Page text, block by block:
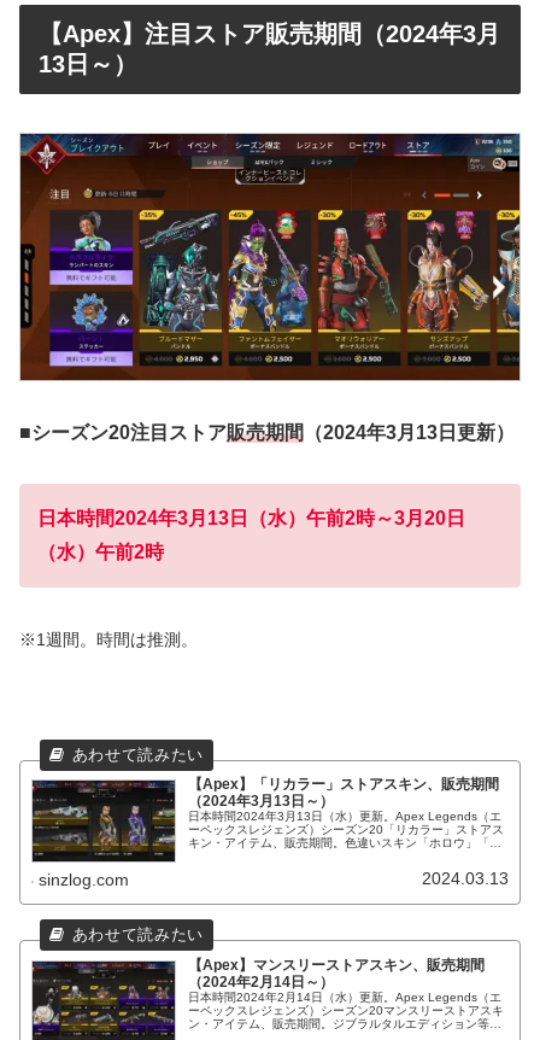
【Apex】注目ストア販売期間（2024年3月
13日～）
■シーズン20注目ストア販売期間 （2024年3月13日更新）
日本時間2024年3月13日（水）午前2時～3月20日
（水）午前2時
※1週間。時間は推測。
【Apex】「リカラー」ストアスキン、販売期間
（2024年3月13日～）
日本時間2024年3月13日（水）更新。Apex Legends（エ
ーペックスレジェンズ）シーズン20「リカラー」ストアス
キン・アイテム、販売期間。色違いスキン「ホロウ」「テ
sinzlog.com 2024.03.13
【Apex】マンスリーストアスキン、販売期間
（2024年2月14日～）
日本時間2024年2月14日（水）更新。Apex Legends（エ
ーペックスレジェンズ）シーズン20マンスリーストアスキ
ン・アイテム、販売期間。ジブラルタルエディション等再